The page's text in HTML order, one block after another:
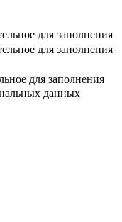
для заполнения
для заполнения
для заполнения
данных